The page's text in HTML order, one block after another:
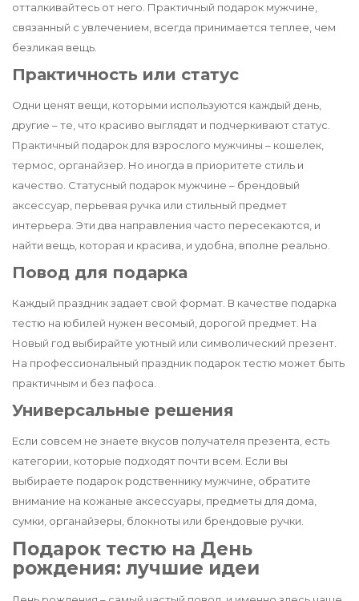
отталкивайтесь от него. Практичный подарок мужчине,
связанный с увлечением, всегда принимается теплее, чем
безликая вещь.
Практичность или статус
Одни ценят вещи, которыми используются каждый день,
другие – те, что красиво выглядят и подчеркивают статус.
Практичный подарок для взрослого мужчины – кошелек,
термос, органайзер. Но иногда в приоритете стиль и
качество. Статусный подарок мужчине – брендовый
аксессуар, перьевая ручка или стильный предмет
интерьера. Эти два направления часто пересекаются, и
найти вещь, которая и красива, и удобна, вполне реально.
Повод для подарка
Каждый праздник задает свой формат. В качестве подарка
тестю на юбилей нужен весомый, дорогой предмет. На
Новый год выбирайте уютный или символический презент.
На профессиональный праздник подарок тестю может быть
практичным и без пафоса.
Универсальные решения
Если совсем не знаете вкусов получателя презента, есть
категории, которые подходят почти всем. Если вы
выбираете подарок родственнику мужчине, обратите
внимание на кожаные аксессуары, предметы для дома,
сумки, органайзеры, блокноты или брендовые ручки.
Подарок тестю на День
рождения: лучшие идеи